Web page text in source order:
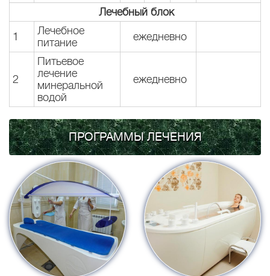
Лечебный блок
1
Лечебное
питание
ежедневно
2
Питьевое
лечение
минеральной
водой
ежедневно
ПРОГРАММЫ ЛЕЧЕНИЯ